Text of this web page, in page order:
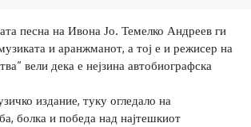
песна на Ивона Јо. Темелко Андреев ги
и аранжманот, а тој е и режисер на
вели дека е нејзина автобиографска
издание, туку огледало на
болка и победа над најтешкиот